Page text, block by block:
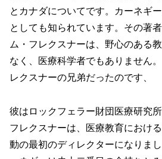
とカナダについてです。カーネギ
としても知られています。その著
ム・フレクスナーは、野心のある
なく、医療科学者でもありません
レクスナーの兄弟だったのです、
彼はロックフェラー財団医療研究
フレクスナーは、医療教育におけ
動の最初のディレクターになりま